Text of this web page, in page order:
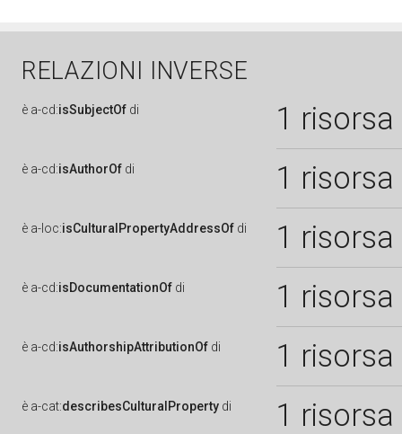
RELAZIONI INVERSE
è a-cd:isSubjectOf di 1 risorsa
è a-cd:isAuthorOf di 1 risorsa
è a-loc:isCulturalPropertyAddressOf di 1 risorsa
è a-cd:isDocumentationOf di 1 risorsa
è a-cd:isAuthorshipAttributionOf di 1 risorsa
è a-cat:describesCulturalProperty di 1 risorsa